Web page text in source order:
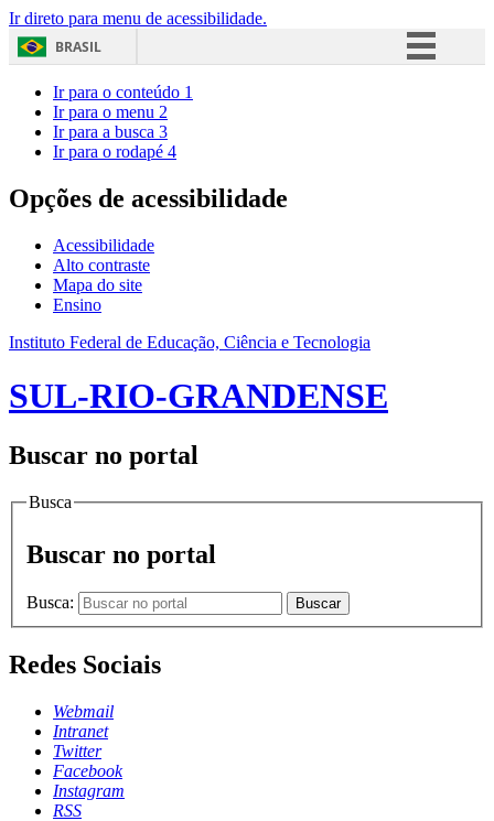
Ir direto para menu de acessibilidade.
BRASIL
Acesso à informação
Ir para o conteúdo 1
Ir para o menu 2
Ir para a busca 3
Ir para o rodapé 4
Opções de acessibilidade
Acessibilidade
Alto contraste
Mapa do site
Ensino
Instituto Federal de Educação, Ciência e Tecnologia
SUL-RIO-GRANDENSE
Buscar no portal
Busca
Buscar no portal
Busca: Buscar
Redes Sociais
Webmail
Intranet
Twitter
Facebook
Instagram
RSS